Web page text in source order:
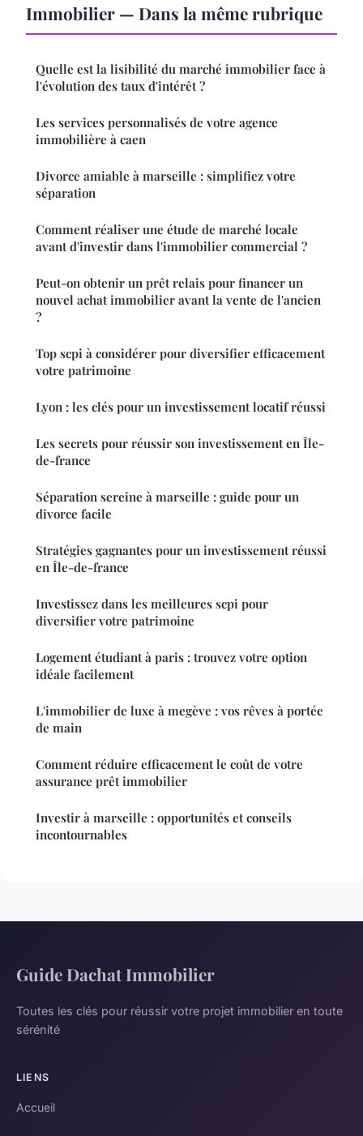
Immobilier — Dans la même rubrique
Quelle est la lisibilité du marché immobilier face à
l'évolution des taux d'intérêt ?
Les services personnalisés de votre agence
immobilière à caen
Divorce amiable à marseille : simplifiez votre
séparation
Comment réaliser une étude de marché locale
avant d'investir dans l'immobilier commercial ?
Peut-on obtenir un prêt relais pour financer un
nouvel achat immobilier avant la vente de l'ancien
?
Top scpi à considérer pour diversifier efficacement
votre patrimoine
Lyon : les clés pour un investissement locatif réussi
Les secrets pour réussir son investissement en Île-
de-france
Séparation sereine à marseille : guide pour un
divorce facile
Stratégies gagnantes pour un investissement réussi
en Île-de-france
Investissez dans les meilleures scpi pour
diversifier votre patrimoine
Logement étudiant à paris : trouvez votre option
idéale facilement
L'immobilier de luxe à megève : vos rêves à portée
de main
Comment réduire efficacement le coût de votre
assurance prêt immobilier
Investir à marseille : opportunités et conseils
incontournables
Guide Dachat Immobilier
Toutes les clés pour réussir votre projet immobilier en toute
sérénité
LIENS
Accueil